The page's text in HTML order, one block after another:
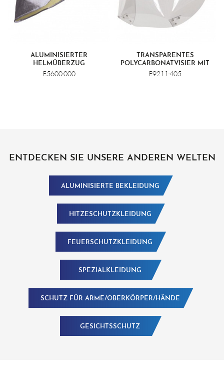
ALUMINISIERTER
HELMÜBERZUG
E5600-000
TRANSPARENTES
POLYCARBONATVISIER MIT
UNTERKINNSCHUTZ
E9211-405
ENTDECKEN SIE UNSERE ANDEREN WELTEN
ALUMINISIERTE BEKLEIDUNG
HITZESCHUTZKLEIDUNG
FEUERSCHUTZKLEIDUNG
SPEZIALKLEIDUNG
SCHUTZ FÜR ARME/OBERKÖRPER/HÄNDE
GESICHTSSCHUTZ